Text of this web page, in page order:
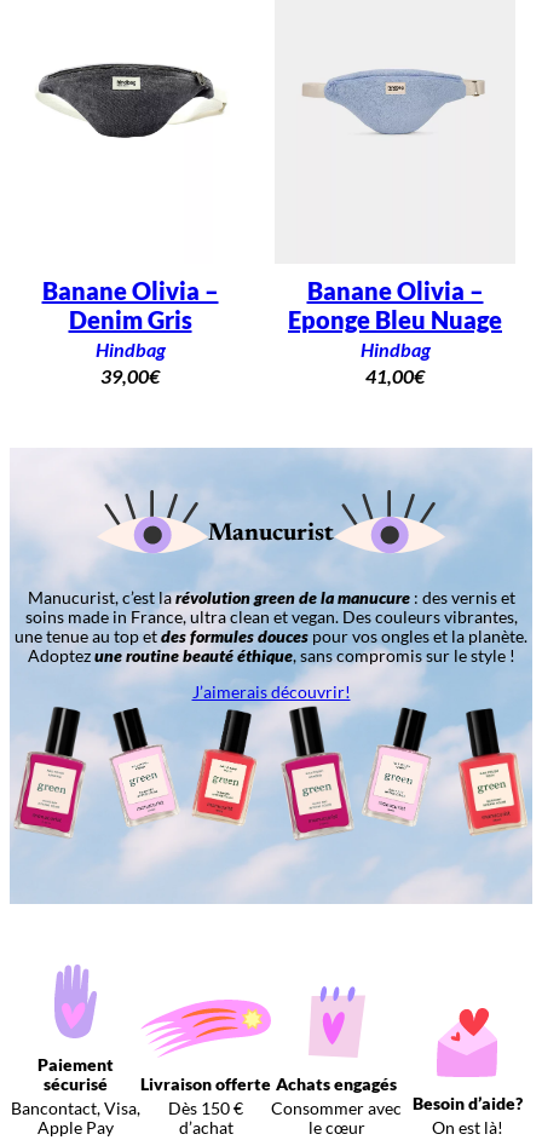
Banane Olivia –
Denim Gris
Hindbag
39,00€
Banane Olivia –
Eponge Bleu Nuage
Hindbag
41,00€
Manucurist
Manucurist, c’est larévolution green de la manucure: des vernis et
soins made in France, ultra clean et vegan. Des couleurs vibrantes,
une tenue au top etdes formules douces pour vos ongles et la planète.
Adoptezune routine beauté éthique, sans compromis sur le style !
J’aimerais découvrir!
Paiement
sécurisé
Bancontact, Visa,
Apple Pay
Livraison offerte
Dès 150 €
d’achat
Achats engagés
Consommer avec
le cœur
Besoin d’aide?
On est là!